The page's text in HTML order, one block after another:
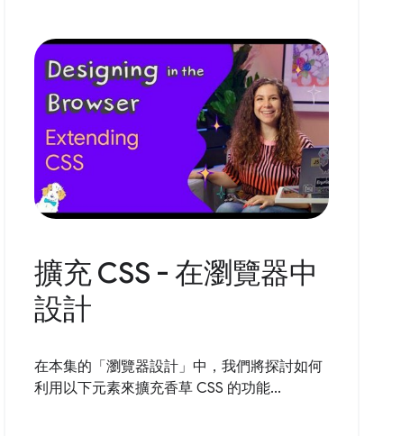
擴充 CSS - 在瀏覽器中
設計
在本集的「瀏覽器設計」中，我們將探討如何
利用以下元素來擴充香草 CSS 的功能...